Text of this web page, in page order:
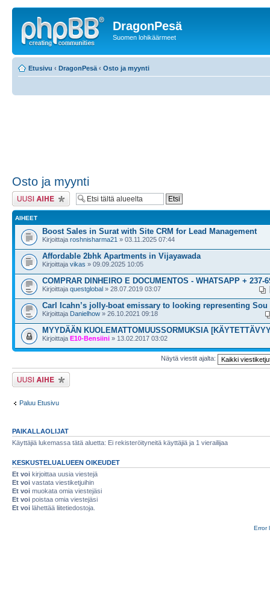
DragonPesä
Suomen lohikäärmeet
Etusivu ‹ DragonPesä ‹ Osto ja myynti
Osto ja myynti
Lähetä uusi viesti
AIHEET
Boost Sales in Surat with Site CRM for Lead Management
Kirjoittaja roshnisharma21 » 03.11.2025 07:44
Affordable 2bhk Apartments in Vijayawada
Kirjoittaja vikas » 09.09.2025 10:05
COMPRAR DINHEIRO E DOCUMENTOS - WHATSAPP + 237-
Kirjoittaja questglobal » 28.07.2019 03:07
Carl Icahn’s jolly-boat emissary to looking representing Sou
Kirjoittaja Danielhow » 26.10.2021 09:18
MYYDÄÄN KUOLEMATTOMUUSSORMUKSIA
Kirjoittaja E10-Bensiini » 13.02.2017 03:02
Näytä viestit ajalta:
Lähetä uusi viesti
Paluu Etusivu
PAIKALLAOLIJAT
Käyttäjiä lukemassa tätä aluetta: Ei rekisteröityneitä käyttäjiä ja 1 vierailijaa
KESKUSTELUALUEEN OIKEUDET
Et voi kirjoittaa uusia viestejä
Et voi vastata viestiketjuihin
Et voi muokata omia viestejäsi
Et voi poistaa omia viestejäsi
Et voi lähettää liitetiedostoja.
Error